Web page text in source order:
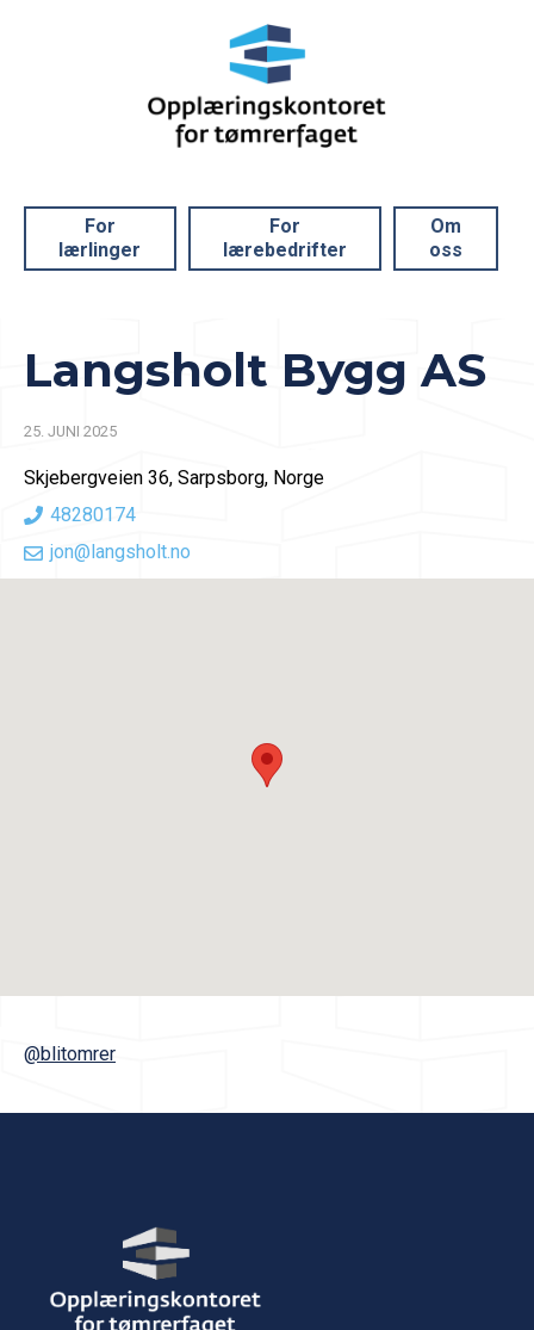
For
lærlinger
For
lærebedrifter
Om
oss
Langsholt Bygg AS
25. JUNI 2025
Skjebergveien 36, Sarpsborg, Norge
48280174
jon@langsholt.no
@blitomrer